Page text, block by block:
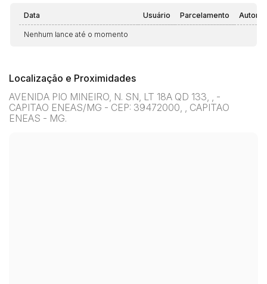
Data Usuário Parcelamento
Nenhum lance até o momento
Localização e Proximidades
AVENIDA PIO MINEIRO, N. SN, LT 18A QD 133, , -
CAPITAO ENEAS/MG - CEP: 39472000, , CAPITAO
ENEAS - MG.